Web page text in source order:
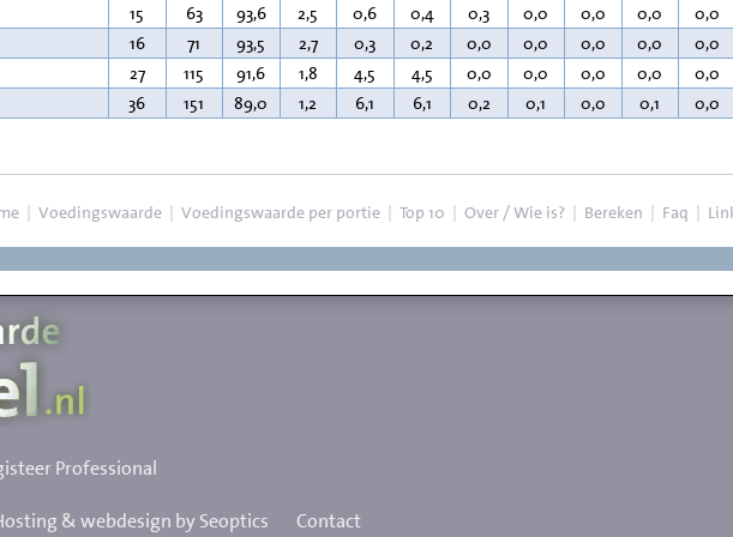
15 63 93,6 2,5 0,6 0,4 0,3 0,0 0,0 0,0 0,0
16 71 93,5 2,7 0,3 0,2 0,0 0,0 0,0 0,0 0,0
27 115 91,6 1,8 4,5 4,5 0,0 0,0 0,0 0,0 0,0
36 151 89,0 1,2 6,1 6,1 0,2 0,1 0,0 0,1 0,0
| Voedingswaarde | Voedingswaarde per portie | Top 10 | Over / Wie is? | Bereken | Faq |
Professional
& webdesign by Seoptics Contact